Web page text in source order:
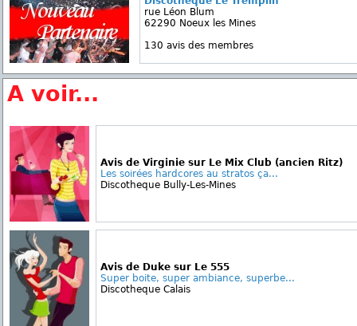
rue Léon Blum
62290 Noeux les Mines
130 avis des membres
A voir...
Avis de Virginie sur Le Mix Club (ancien Ritz)
Les soirées hardcores au stratos ça...
Discotheque Bully-Les-Mines
Avis de Duke sur Le 555
Super boite, super ambiance, superbe...
Discotheque Calais